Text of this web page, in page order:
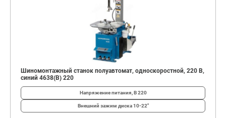
Шиномонтажный станок полуавтомат, односкоростной, 220 В,
синий 4638(B) 220
Напряжение питания, В220
Внешний зажим диска10-22"